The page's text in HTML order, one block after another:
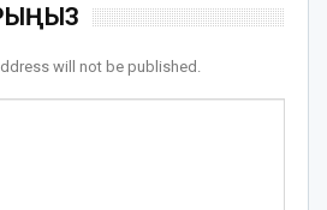
will not be published.